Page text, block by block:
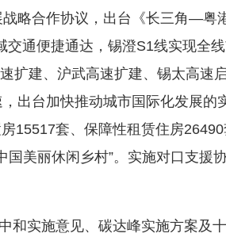
略合作协议，出台《长三角—粤
通便捷通达，锡澄S1线实现全
扩建、沪武高速扩建、锡太高速
出台加快推动城市国际化发展的
15517套、保障性租赁住房
美丽休闲乡村”。实施对口支援
实施意见、碳达峰实施方案及